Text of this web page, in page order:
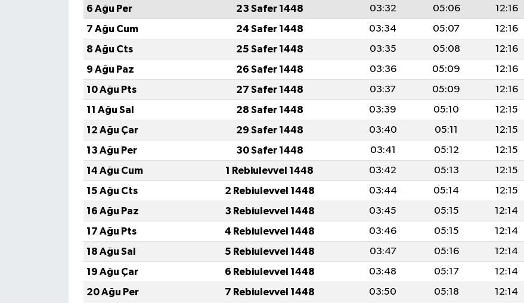
6 Ağu Per
23 Safer 1448 03:32 05:06 12:16
7 Ağu Cum
24 Safer 1448 03:34 05:07 12:16
8 Ağu Cts
25 Safer 1448 03:35 05:08 12:16
9 Ağu Paz
26 Safer 1448 03:36 05:09 12:16
10 Ağu Pts
27 Safer 1448 03:37 05:09 12:16
11 Ağu Sal
28 Safer 1448 03:39 05:10 12:15
12 Ağu Çar
29 Safer 1448 03:40 05:11 12:15
13 Ağu Per
30 Safer 1448 03:41 05:12 12:15
14 Ağu Cum
1 Rebiulevvel 1448 03:42 05:13 12:15
15 Ağu Cts
2 Rebiulevvel 1448 03:44 05:14 12:15
16 Ağu Paz
3 Rebiulevvel 1448 03:45 05:15 12:14
17 Ağu Pts
4 Rebiulevvel 1448 03:46 05:15 12:14
18 Ağu Sal
5 Rebiulevvel 1448 03:47 05:16 12:14
19 Ağu Çar
6 Rebiulevvel 1448 03:48 05:17 12:14
20 Ağu Per
7 Rebiulevvel 1448 03:50 05:18 12:14